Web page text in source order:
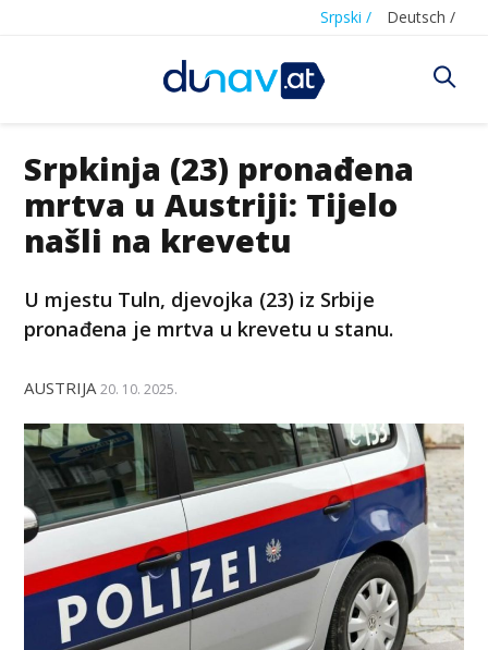
Srpski / Deutsch /
Srpkinja (23) pronađena
mrtva u Austriji: Tijelo
našli na krevetu
U mjestu Tuln, djevojka (23) iz Srbije
pronađena je mrtva u krevetu u stanu.
AUSTRIJA 20. 10. 2025.